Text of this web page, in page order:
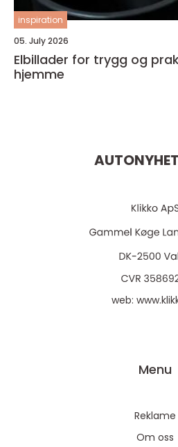
inspiration
05. July 2026
Elbillader for trygg og
hjemme
web:
Menu
Reklame
Om oss